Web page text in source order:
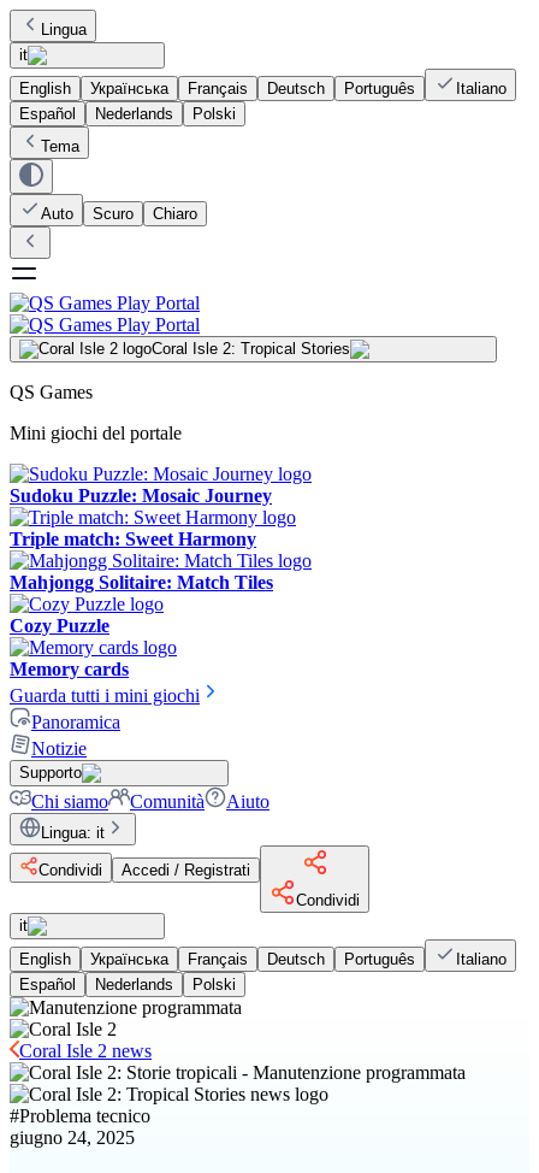
Lingua
it
English
Українська Français Deutsch Português
Italiano
Español
Nederlands
Polski
Tema
Auto Scuro Chiaro
Coral Isle 2: Tropical Stories
QS Games
Mini giochi del portale
Sudoku Puzzle: Mosaic Journey
Triple match: Sweet Harmony
Mahjongg Solitaire: Match Tiles
Cozy Puzzle
Memory cards
Guarda tutti i mini giochi
Panoramica
Notizie
Supporto
Chi siamo Comunità Aiuto
Lingua: it
Condividi
Accedi / Registrati
Condividi
it
English
Українська Français Deutsch Português
Italiano
Español
Nederlands Polski
Coral Isle 2 news
#Problema tecnico
giugno 24, 2025